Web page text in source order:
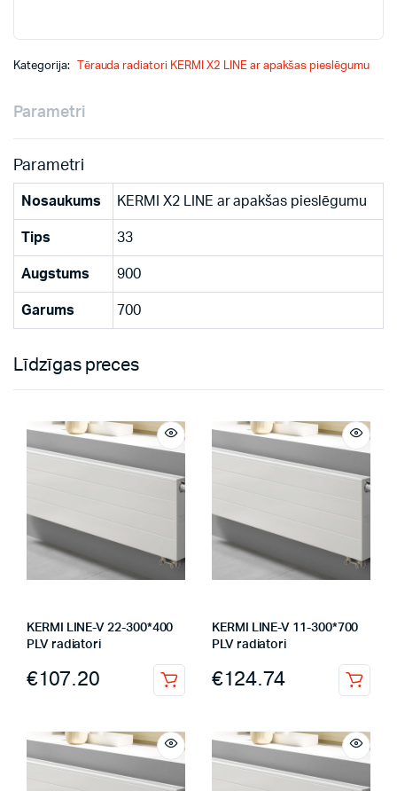
Kategorija: Tērauda radiatori KERMI X2 LINE ar apakšas pieslēgumu
Parametri
Parametri
Nosaukums KERMI X2 LINE ar apakšas pieslēgumu
Tips 33
Augstums 900
Garums 700
Līdzīgas preces
KERMI LINE-V 22-300*400
PLV radiatori
€107.20
KERMI LINE-V 11-300*700
PLV radiatori
€124.74